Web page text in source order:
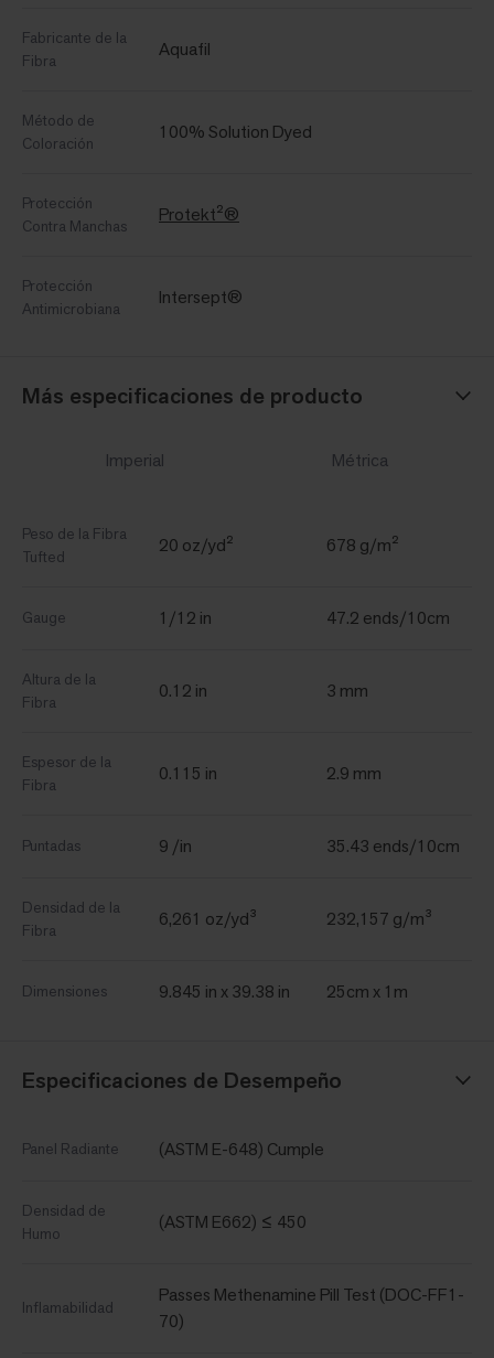
Fabricante de la
Fibra
Aquafil
Método de
Coloración
100% Solution Dyed
Protección
Contra Manchas
Protekt²®
Protección
Antimicrobiana
Intersept®
Más especificaciones de producto
Imperial Métrica
Peso de la Fibra
Tufted
20 oz/yd² 678 g/m²
Gauge 1/12 in 47.2 ends/10cm
Altura de la
Fibra
0.12 in 3 mm
Espesor de la
Fibra
0.115 in 2.9 mm
Puntadas 9 /in 35.43 ends/10cm
Densidad de la
Fibra
6,261 oz/yd³ 232,157 g/m³
Dimensiones 9.845 in x 39.38 in 25cm x 1m
Especificaciones de Desempeño
Panel Radiante (ASTM E-648) Cumple
Densidad de
Humo
(ASTM E662) ≤ 450
Inflamabilidad
Passes Methenamine Pill Test (DOC-FF1-
70)